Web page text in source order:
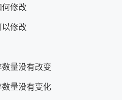
修改
修改
量没有改变
量没有变化